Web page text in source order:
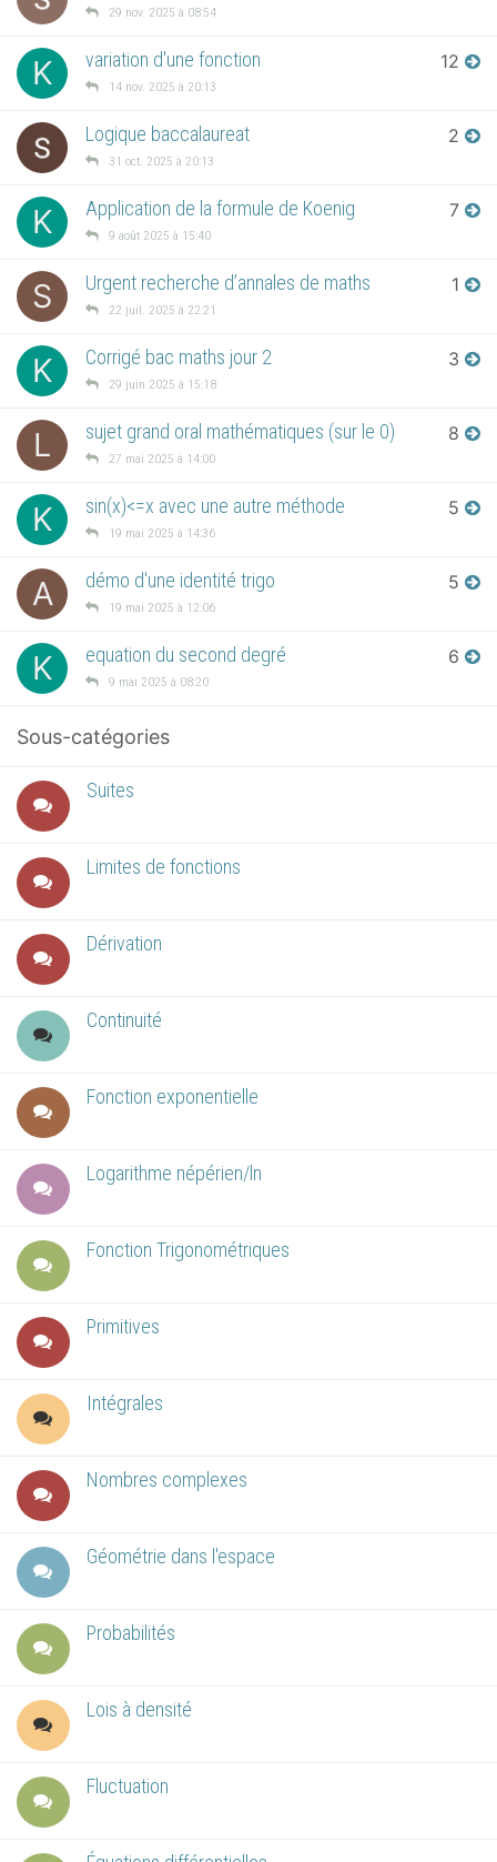
29 nov. 2025 à 08:54
K variation d'une fonction
14 nov. 2025 à 20:13
12
Logique baccalaureat
31 oct. 2025 à 20:13
2
K Application de la formule de Koenig
9 août 2025 à 15:40
7
S Urgent recherche d’annales de maths
22 juil. 2025 à 22:21
1
K Corrigé bac maths jour 2
29 juin 2025 à 15:18
3
L sujet grand oral mathématiques (sur le 0)
27 mai 2025 à 14:00
8
K sin(x)<=x avec une autre méthode
19 mai 2025 à 14:36
5
A démo d'une identité trigo
19 mai 2025 à 12:06
5
K equation du second degré
9 mai 2025 à 08:20
6
Sous-catégories
Suites
Limites de fonctions
Dérivation
Continuité
Fonction exponentielle
Logarithme népérien/ln
Fonction Trigonométriques
Primitives
Intégrales
Nombres complexes
Géométrie dans l'espace
Probabilités
Lois à densité
Fluctuation